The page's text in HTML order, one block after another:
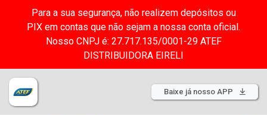
Para a sua segurança, não realizem depósitos ou
PIX em contas que não sejam a nossa conta oficial.
Nosso CNPJ é: 27.717.135/0001-29 ATEF
DISTRIBUIDORA EIRELI
Baixe já nosso APP